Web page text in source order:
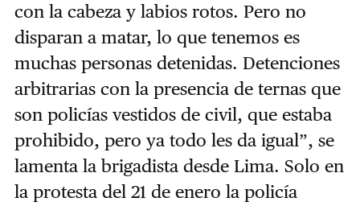
con la cabeza y labios rotos. Pero no
disparan a matar, lo que tenemos es
muchas personas detenidas. Detenciones
arbitrarias con la presencia de ternas que
son policías vestidos de civil, que estaba
prohibido, pero ya todo les da igual”, se
lamenta la brigadista desde Lima. Solo en
la protesta del 21 de enero la policía